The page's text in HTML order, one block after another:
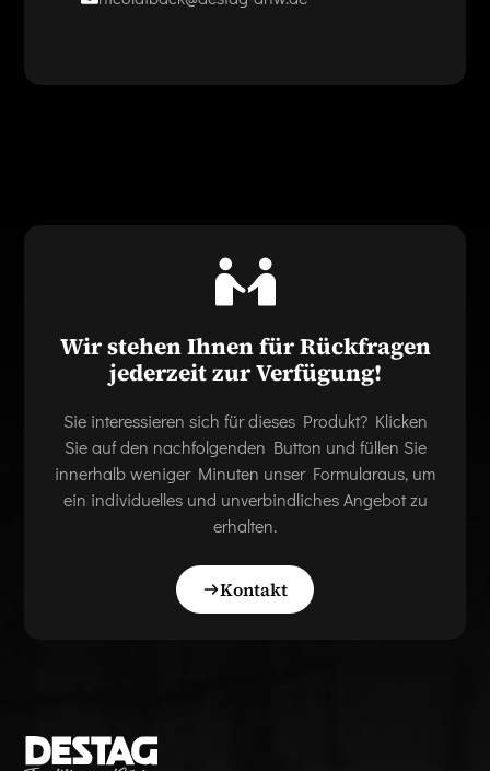
Wir stehen Ihnen für Rückfragen
jederzeit zur Verfügung!
Sie interessieren sich für dieses Produkt? Klicken
Sie auf den nachfolgenden Button und füllen Sie
innerhalb weniger Minuten unser Formularaus, um
ein individuelles und unverbindliches Angebot zu
erhalten.
Kontakt